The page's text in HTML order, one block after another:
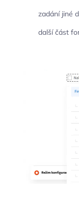
zadání jiné
další část